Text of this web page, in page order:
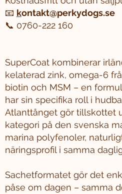
📧 kontakt@perkydogs.se
📞 0760-222 160
SuperCoat kombinerar
kelaterad zink, omega-6
biotin och MSM – en
har sin specifika roll i
Atlanttånget gör tillskottet
kategori på den svenska
marina polyfenoler,
näringsprofil i samma
Sachetformatet gör det
påse om dagen – samma